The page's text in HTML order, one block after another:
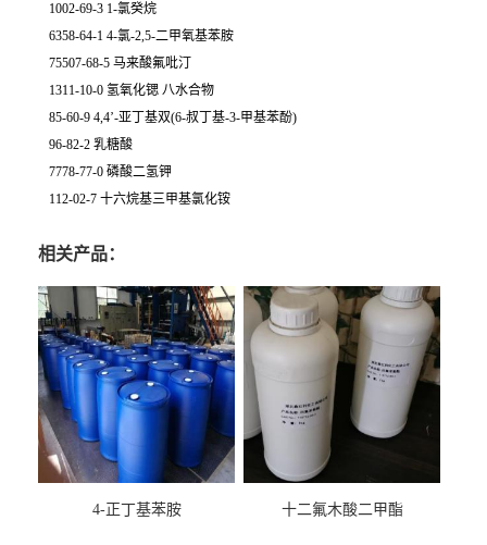
1002-69-3 1-氯癸烷
6358-64-1 4-氯-2,5-二甲氧基苯胺
75507-68-5 马来酸氟吡汀
1311-10-0 氢氧化锶 八水合物
85-60-9 4,4’-亚丁基双(6-叔丁基-3-甲基苯酚)
96-82-2 乳糖酸
7778-77-0 磷酸二氢钾
112-02-7 十六烷基三甲基氯化铵
相关产品：
4-正丁基苯胺 十二氟木酸二甲酯